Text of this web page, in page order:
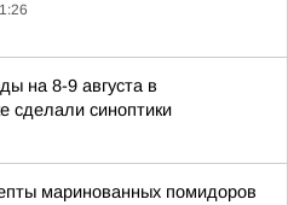
на 8-9 августа в
сделали синоптики
маринованных помидоров